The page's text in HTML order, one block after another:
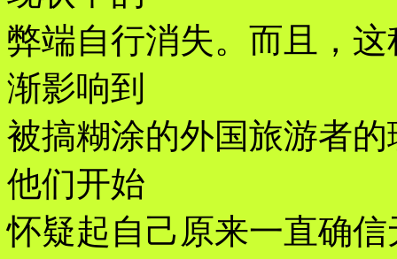
弊端自行消失。而且，
渐影响到
被搞糊涂的外国旅游者
他们开始
怀疑起自己原来一直确